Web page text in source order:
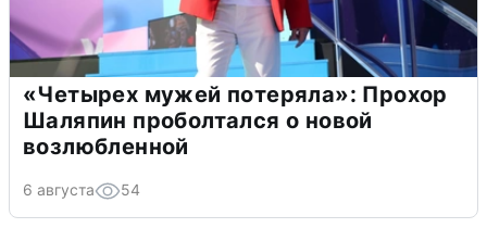
«Четырех мужей потеряла»: Прохор
Шаляпин проболтался о новой
возлюбленной
6 августа 54